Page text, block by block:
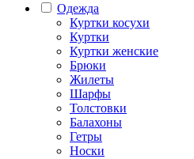
Одежда
Куртки косухи
Куртки
Куртки женские
Брюки
Жилеты
Шарфы
Толстовки
Балахоны
Гетры
Носки